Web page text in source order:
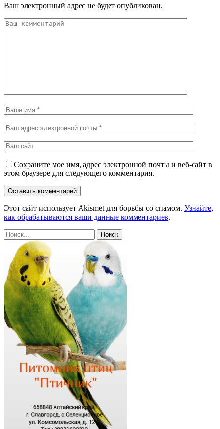
Ваш электронный адрес не будет опубликован.
Сохраните мое имя, адрес электронной почты и веб-сайт в
этом браузере для следующего комментария.
Этот сайт использует Akismet для борьбы со спамом. Узнайте,
как обрабатываются ваши данные комментариев.